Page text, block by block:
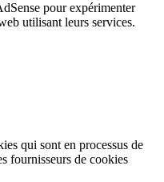
pour expérimenter
utilisant leurs services.
qui sont en processus de
fournisseurs de cookies